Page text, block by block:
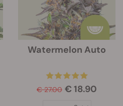
Watermelon Auto
€ 27.00 € 18.90